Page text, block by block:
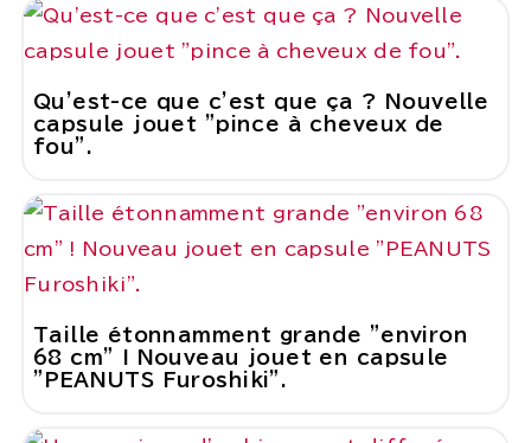
Qu'est-ce que c'est que ça ? Nouvelle
capsule jouet "pince à cheveux de
fou".
Taille étonnamment grande "environ
68 cm" ! Nouveau jouet en capsule
"PEANUTS Furoshiki".